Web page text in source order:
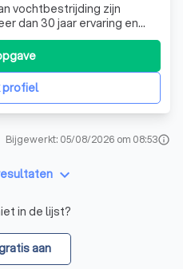
vochtbestrijding zijn
dan 30 jaar ervaring en
wij ons gerust
noemen. Wij hebben
en Affligem. Water-
profiel
Bijgewerkt: 05/08/2026 om 08:53info
keyboard_arrow_down
in de lijst?
aan